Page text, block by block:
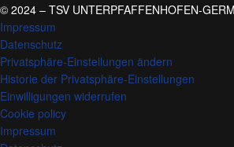
© 2024 – TSV UNTERPFAFFENHOFEN-
Impressum
Datenschutz
Privatsphäre-Einstellungen ändern
Historie der Privatsphäre-Einstellungen
Einwilligungen widerrufen
Cookie policy
Impressum